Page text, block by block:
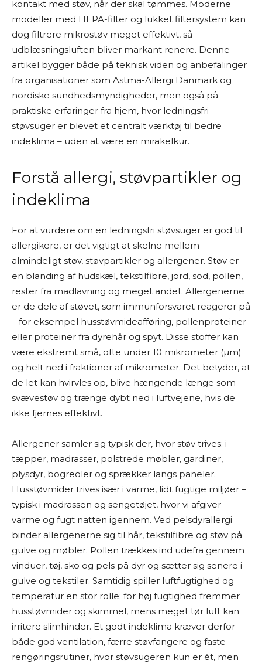
kontakt med støv, når der skal tømmes. Moderne
modeller med HEPA-filter og lukket filtersystem kan
dog filtrere mikrostøv meget effektivt, så
udblæsningsluften bliver markant renere. Denne
artikel bygger både på teknisk viden og anbefalinger
fra organisationer som Astma-Allergi Danmark og
nordiske sundhedsmyndigheder, men også på
praktiske erfaringer fra hjem, hvor ledningsfri
støvsuger er blevet et centralt værktøj til bedre
indeklima – uden at være en mirakelkur.
Forstå allergi, støvpartikler og
indeklima
For at vurdere om en ledningsfri støvsuger er god til
allergikere, er det vigtigt at skelne mellem
almindeligt støv, støvpartikler og allergener. Støv er
en blanding af hudskæl, tekstilfibre, jord, sod, pollen,
rester fra madlavning og meget andet. Allergenerne
er de dele af støvet, som immunforsvaret reagerer på
– for eksempel husstøvmideafføring, pollenproteiner
eller proteiner fra dyrehår og spyt. Disse stoffer kan
være ekstremt små, ofte under 10 mikrometer (µm)
og helt ned i fraktioner af mikrometer. Det betyder, at
de let kan hvirvles op, blive hængende længe som
svævestøv og trænge dybt ned i luftvejene, hvis de
ikke fjernes effektivt.
Allergener samler sig typisk der, hvor støv trives: i
tæpper, madrasser, polstrede møbler, gardiner,
plysdyr, bogreoler og sprækker langs paneler.
Husstøvmider trives især i varme, lidt fugtige miljøer –
typisk i madrassen og sengetøjet, hvor vi afgiver
varme og fugt natten igennem. Ved pelsdyrallergi
binder allergenerne sig til hår, tekstilfibre og støv på
gulve og møbler. Pollen trækkes ind udefra gennem
vinduer, tøj, sko og pels på dyr og sætter sig senere i
gulve og tekstiler. Samtidig spiller luftfugtighed og
temperatur en stor rolle: for høj fugtighed fremmer
husstøvmider og skimmel, mens meget tør luft kan
irritere slimhinder. Et godt indeklima kræver derfor
både god ventilation, færre støvfangere og faste
rengøringsrutiner, hvor støvsugeren kun er ét, men